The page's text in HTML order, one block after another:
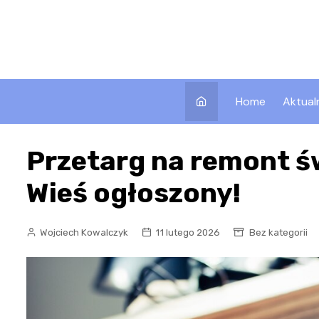
Home
Przetarg na remont
Wieś ogłoszony!
Wojciech Kowalczyk 11 lutego 2026 Bez kategorii